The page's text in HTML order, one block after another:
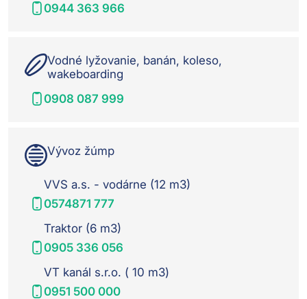
0944 363 966
Vodné lyžovanie, banán, koleso,
wakeboarding
0908 087 999
Vývoz žúmp
VVS a.s. - vodárne (12 m3)
0574871 777
Traktor (6 m3)
0905 336 056
VT kanál s.r.o. ( 10 m3)
0951 500 000